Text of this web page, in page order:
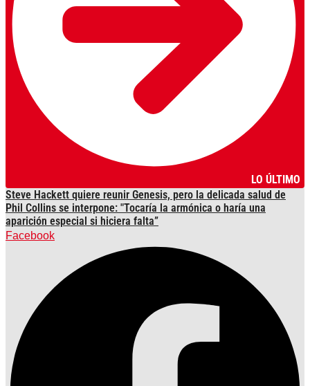
LO ÚLTIMO
Steve Hackett quiere reunir Genesis, pero la delicada salud de
Phil Collins se interpone: "Tocaría la armónica o haría una
aparición especial si hiciera falta”
Facebook